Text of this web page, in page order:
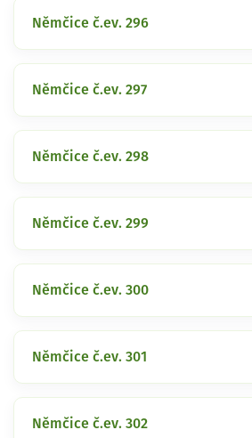
Němčice č.ev. 296
Němčice č.ev. 297
Němčice č.ev. 298
Němčice č.ev. 299
Němčice č.ev. 300
Němčice č.ev. 301
Němčice č.ev. 302